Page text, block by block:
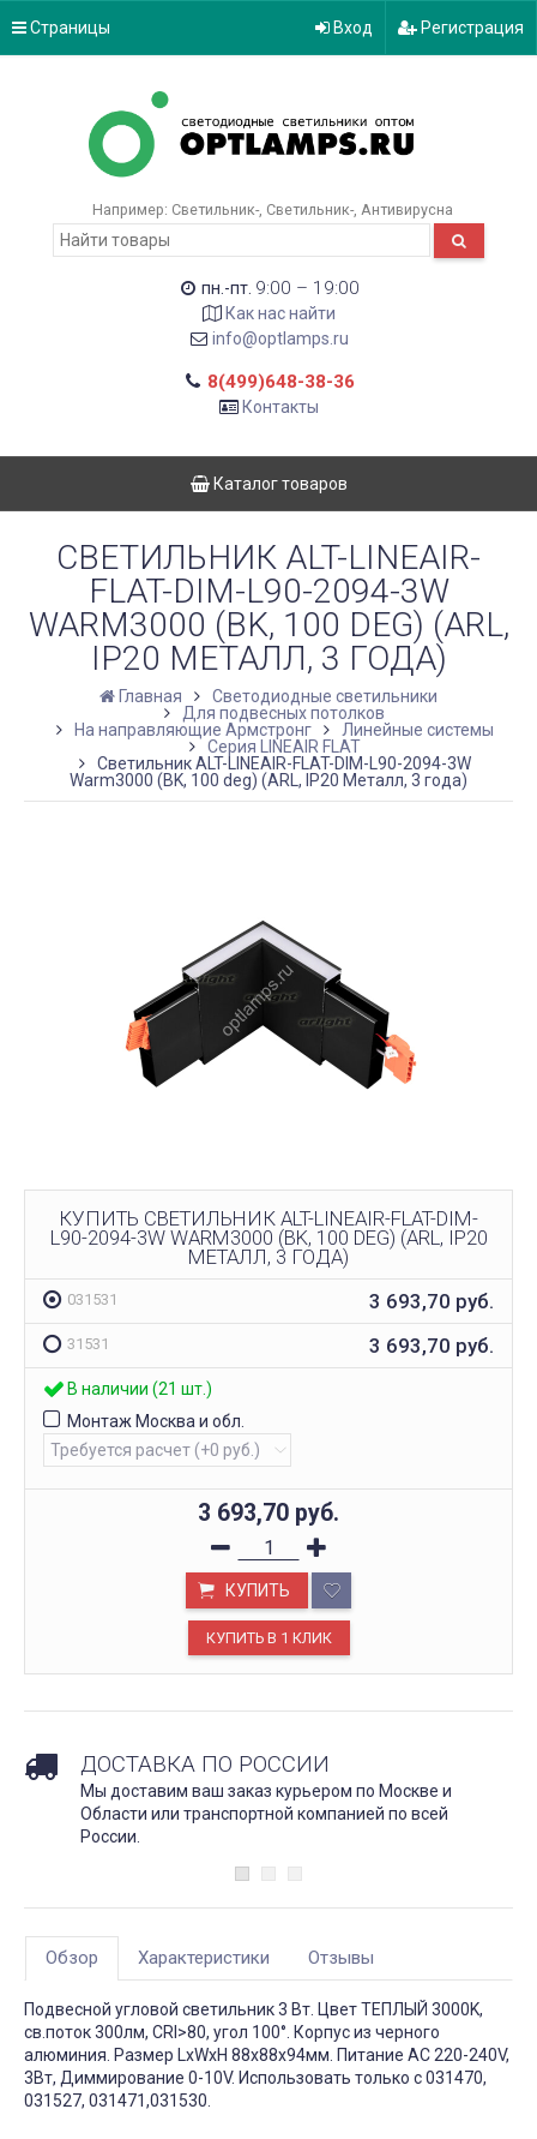
Страницы Вход Регистрация
Например: Светильник- Светильник- Антивирусна
пн.-пт. 9:00 – 19:00
Как нас найти
info@optlamps.ru
8(499)648-38-36
Контакты
Каталог товаров
СВЕТИЛЬНИК ALT-LINEAIR-
FLAT-DIM-L90-2094-3W
WARM3000 (BK, 100 DEG) (ARL,
IP20 МЕТАЛЛ, 3 ГОДА)
Главная
Светодиодные светильники
Для подвесных потолков
На направляющие Армстронг
Линейные системы
Серия LINEAIR FLAT
Светильник ALT-LINEAIR-FLAT-DIM-L90-2094-3W
Warm3000 (BK, 100 deg) (ARL, IP20 Металл, 3 года)
КУПИТЬ СВЕТИЛЬНИК ALT-LINEAIR-FLAT-DIM-
L90-2094-3W WARM3000 (BK, 100 DEG) (ARL, IP20
МЕТАЛЛ, 3 ГОДА)
031531 3 693,70 руб.
31531 3 693,70 руб.
В наличии (21 шт.)
Монтаж Москва и обл.
3 693,70 руб.
КУПИТЬ
ДОСТАВКА ПО РОССИИ
Мы доставим ваш заказ курьером по Москве и
Области или транспортной компанией по всей
России.
Обзор Характеристики Отзывы
Подвесной угловой светильник 3 Вт. Цвет ТЕПЛЫЙ 3000K,
св.поток 300лм, CRI>80, угол 100°. Корпус из черного
алюминия. Размер LxWxH 88x88x94мм. Питание AC 220-240V,
3Вт, Диммирование 0-10V. Использовать только с 031470,
031527, 031471,031530.